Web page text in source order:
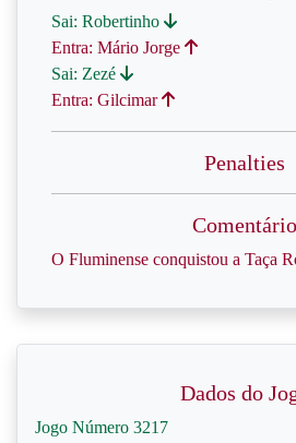
Sai: Robertinho
Entra: Mário Jorge
Sai: Zezé
Entra: Gilcimar
Penalties
Comentário
O Fluminense conquistou a Taça
Dados do
Jogo Número 3217